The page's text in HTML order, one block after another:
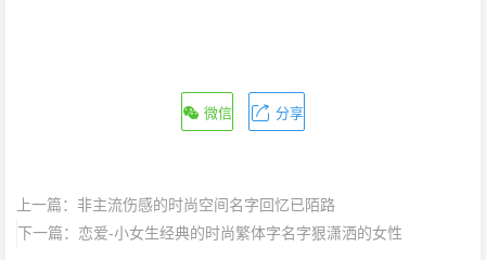
微信 分享
上一篇： 非主流伤感的时尚空间名字回忆已陌路
下一篇： 恋爱-小女生经典的时尚繁体字名字狠潇洒的女性